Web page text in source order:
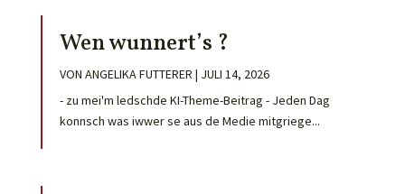
Wen wunnert’s ?
VON ANGELIKA FUTTERER | JULI 14, 2026
- zu mei'm ledschde KI-Theme-Beitrag - Jeden Dag
konnsch was iwwer se aus de Medie mitgriege...